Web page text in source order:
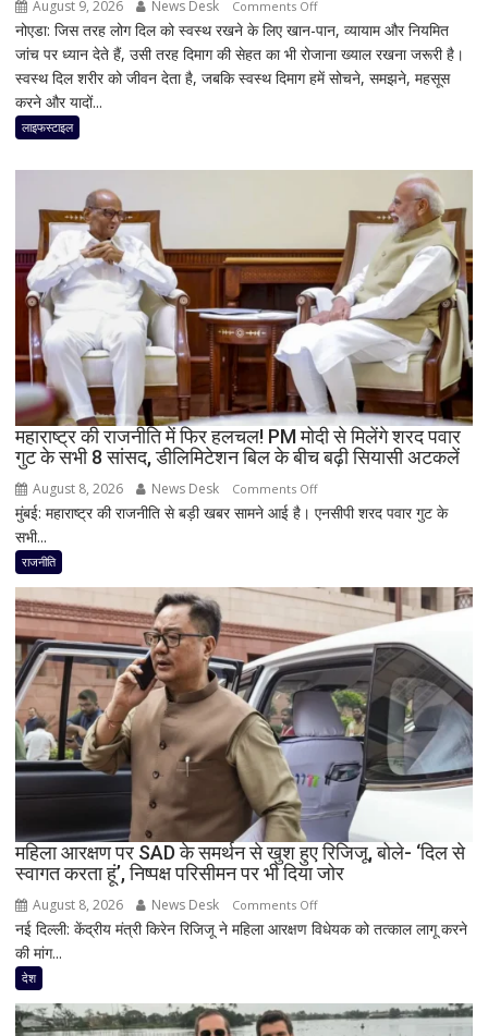
August 9, 2026 News Desk Comments Offon
ब्रेन
हेल्थ
को
एक्सपर्ट
क्यों
दिल
जितनी
जरूरी
दिमाग
की
सेहत
नोएडा: जिस तरह लोग दिल को स्वस्थ रखने के लिए खान-पान, व्यायाम और नियमित
जांच पर ध्यान देते हैं, उसी तरह दिमाग की सेहत का भी रोजाना ख्याल रखना जरूरी है।
स्वस्थ दिल शरीर को जीवन देता है, जबकि स्वस्थ दिमाग हमें सोचने, समझने, महसूस
करने और यादों...
लाइफस्टाइल
महाराष्ट्र की राजनीति में फिर हलचल! PM मोदी से मिलेंगे शरद पवार
गुट के सभी 8 सांसद, डीलिमिटेशन बिल के बीच बढ़ी सियासी अटकलें
August 8, 2026 News Desk Comments Offon
महाराष्ट्र
फिर
हलचल!
PM
मिलेंगे
पवार
गुट
के
सभी
8
डीलिमिटेशन
बढ़ी
मुंबई: महाराष्ट्र की राजनीति से बड़ी खबर सामने आई है। एनसीपी शरद पवार गुट के
सभी...
राजनीति
महिला आरक्षण पर SAD के समर्थन से खुश हुए रिजिजू, बोले- ‘दिल से
स्वागत करता हूं’, निष्पक्ष परिसीमन पर भी दिया जोर
August 8, 2026 News Desk Comments Offon
महिला
SAD
के
नई दिल्ली: केंद्रीय मंत्री किरेन रिजिजू ने महिला आरक्षण विधेयक को तत्काल लागू करने
की मांग...
देश